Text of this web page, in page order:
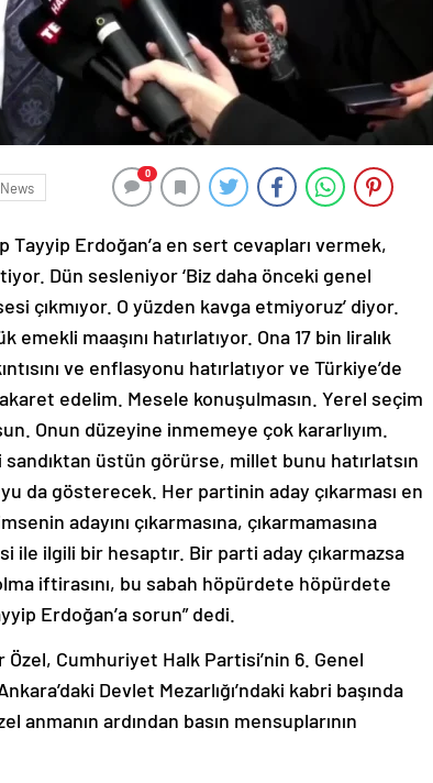
News
0
Tayyip Erdoğan’a en sert cevapları vermek,
Dün sesleniyor ‘Biz daha önceki genel
çıkmıyor. O yüzden kavga etmiyoruz’ diyor.
maaşını hatırlatıyor. Ona 17 bin liralık
ve enflasyonu hatırlatıyor ve Türkiye’de
edelim. Mesele konuşulmasın. Yerel seçim
Onun düzeyine inmemeye çok kararlıyım.
üstün görürse, millet bunu hatırlatsın
da gösterecek. Her partinin aday çıkarması en
adayını çıkarmasına, çıkarmamasına
ile ilgili bir hesaptır. Bir parti aday çıkarmazsa
iftirasını, bu sabah höpürdete höpürdete
Erdoğan’a sorun” dedi.
Cumhuriyet Halk Partisi’nin 6. Genel
Devlet Mezarlığı’ndaki kabri başında
anmanın ardından basın mensuplarının